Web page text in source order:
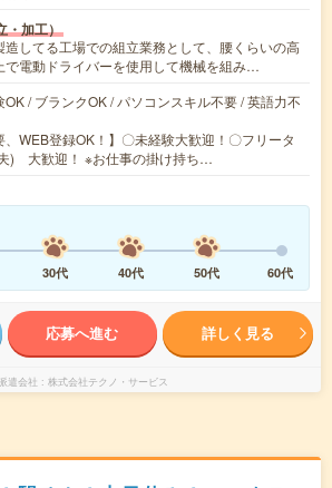
・加工）
造してる工場での組立業務として、腰くらいの高
で電動ドライバーを使用して機械を組み…
OK / ブランクOK / パソコンスキル不要 / 英語力不
、WEB登録OK！】〇未経験大歓迎！〇フリータ
) 大歓迎！ ※お仕事の掛け持ち…
30代 40代 50代 60代
応募へ進む 詳しく見る
遣会社 株式会社テクノ・サービス